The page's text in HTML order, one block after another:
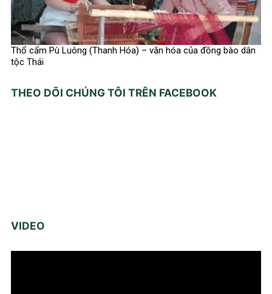
Thổ cẩm Pù Luông (Thanh Hóa) – văn hóa của đồng bào dân
tộc Thái
THEO DÕI CHÚNG TÔI TRÊN FACEBOOK
VIDEO